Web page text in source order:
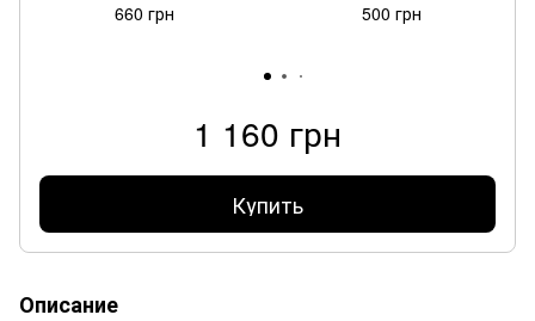
660 грн 500 грн
1 160 грн
Купить
Описание